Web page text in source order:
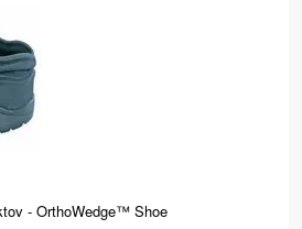
- OrthoWedge™ Shoe